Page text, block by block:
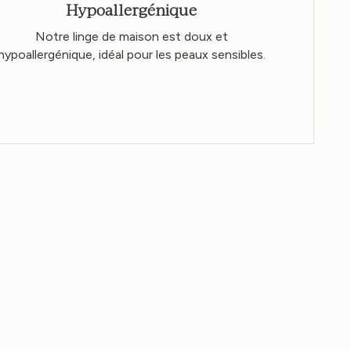
Hypoallergénique
Notre linge de maison est doux et
idéal pour les peaux sensibles.